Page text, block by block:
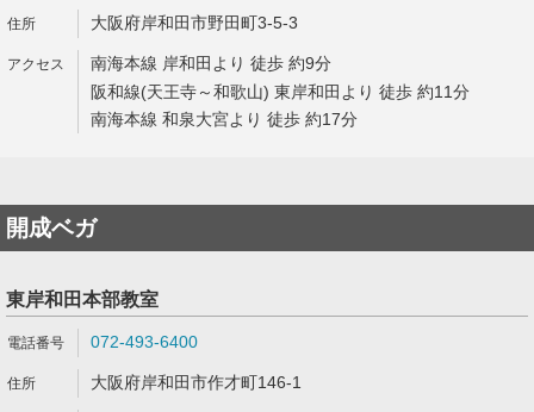
大阪府岸和田市野田町3-5-3
南海本線 岸和田より 徒歩 約9分
阪和線(天王寺～和歌山) 東岸和田より 徒歩 約11分
南海本線 和泉大宮より 徒歩 約17分
開成ベガ
東岸和田本部教室
072-493-6400
大阪府岸和田市作才町146-1